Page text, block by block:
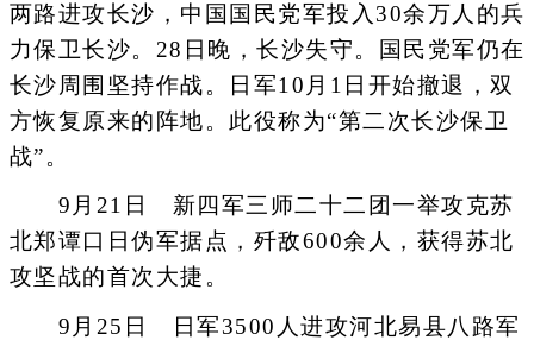
两路进攻长沙，中国国民党军投入30余万人的兵
力保卫长沙。28日晚，长沙失守。国民党军仍在
长沙周围坚持作战。日军10月1日开始撤退，双
方恢复原来的阵地。此役称为“第二次长沙保卫
战”。
9月21日 新四军三师二十二团一举攻克苏
北郑谭口日伪军据点，歼敌600余人，获得苏北
攻坚战的首次大捷。
9月25日 日军3500人进攻河北易县八路军